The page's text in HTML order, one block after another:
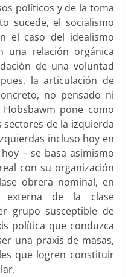
políticos y de la toma
sucede, el socialismo
el caso del idealismo
una relación orgánica
de una voluntad
la articulación de
no pensado ni
pone como
sectores de la izquierda
incluso hoy en
– se basa asimismo
con su organización
obrera nominal, en
externa de la clase
grupo susceptible de
política que conduzca
una praxis de masas,
que logren constituir